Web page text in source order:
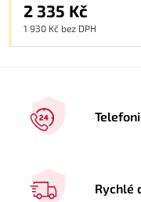
2 335 Kč
1 930 Kč bez DPH
Rychlé